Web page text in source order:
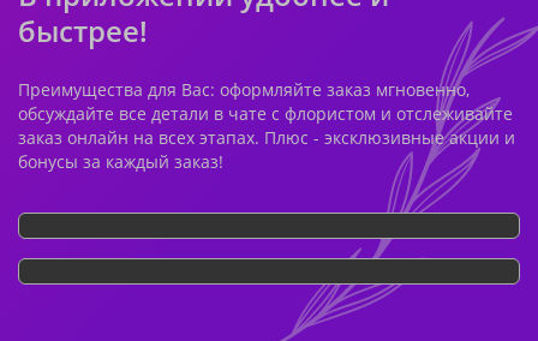
быстрее!
Преимущества для Вас: оформляйте заказ мгновенно,
обсуждайте все детали в чате с флористом и отслеживайте
заказ онлайн на всех этапах. Плюс - эксклюзивные акции и
бонусы за каждый заказ!